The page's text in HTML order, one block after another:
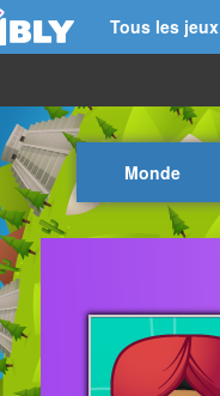
Tous les jeux
Monde